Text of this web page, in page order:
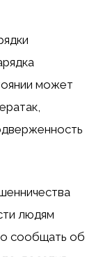
может
людям
сообщать об